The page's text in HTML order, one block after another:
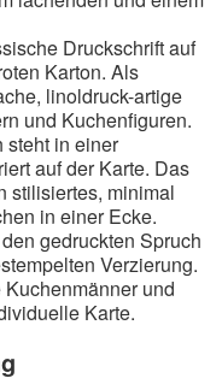
Druckschrift auf
Karton. Als
linoldruck-artige
und Kuchenfiguren.
steht in einer
auf der Karte. Das
stilisiertes, minimal
in einer Ecke.
gedruckten Spruch
Verzierung.
und
Karte.